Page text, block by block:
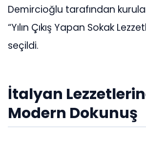
Demircioğlu tarafından
“Yılın Çıkış Yapan Sokak
seçildi.
İtalyan
Modern Dokunuş